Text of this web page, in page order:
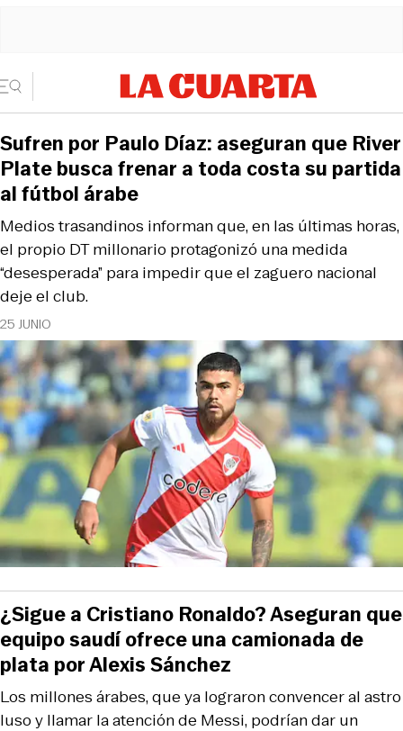
25 JUNIO
Medios trasandinos informan que, en las últimas horas,
el propio DT millonario protagonizó una medida
“desesperada” para impedir que el zaguero nacional
deje el club.
Sufren por Paulo Díaz: aseguran que River
Plate busca frenar a toda costa su partida
al fútbol árabe
Los millones árabes, que ya lograron convencer al astro
luso y llamar la atención de Messi, podrían dar un
¿Sigue a Cristiano Ronaldo? Aseguran que
equipo saudí ofrece una camionada de
plata por Alexis Sánchez